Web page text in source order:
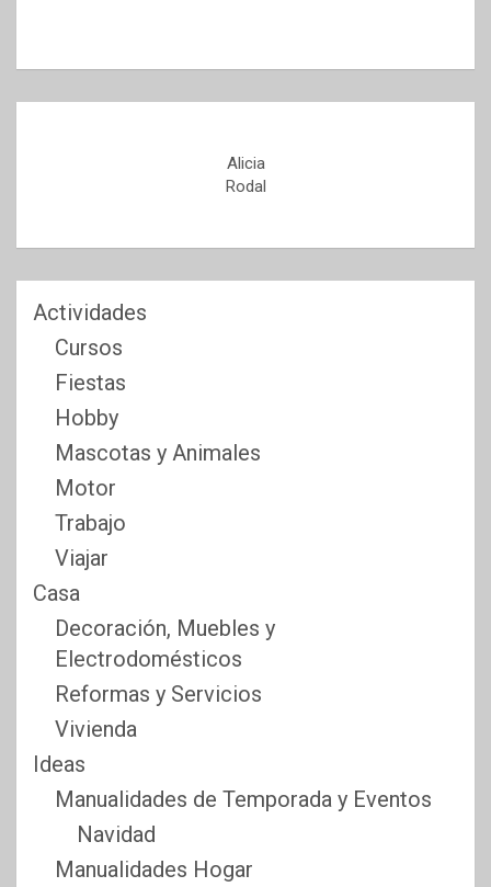
Alicia
Rodal
Actividades
Cursos
Fiestas
Hobby
Mascotas y Animales
Motor
Trabajo
Viajar
Casa
Decoración, Muebles y
Electrodomésticos
Reformas y Servicios
Vivienda
Ideas
Manualidades de Temporada y Eventos
Navidad
Manualidades Hogar